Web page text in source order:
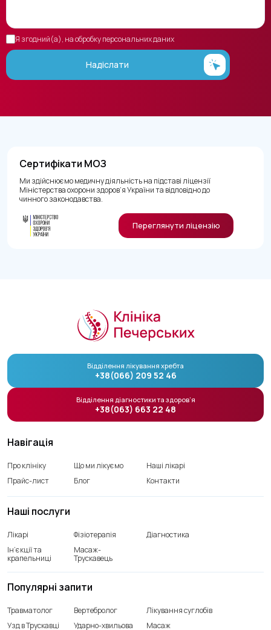
Я згодний(а), на обробку персональних даних
Надіслати
Сертифікати МОЗ
Ми здійснюємо медичну діяльність на підставі ліцензії
Міністерства охорони здоров’я України та відповідно до
чинного законодавства.
Переглянути ліцензію
Навігація
Про клініку Що ми лікуємо
Наші лікарі
Прайс-лист
Блог Контакти
Наші послуги
Лікарі Фізіотерапія
Діагностика
Ін’єкції та
крапельниці
Масаж-
Трускавець
Популярні запити
Травматолог Вертебролог
Лікування суглобів
Узд в Трускавці
Ударно-хвильова
Масаж
Відділення лікування хребта
+38(066) 209 52 46
Відділення діагностики та здоров’я
+38(063) 663 22 48